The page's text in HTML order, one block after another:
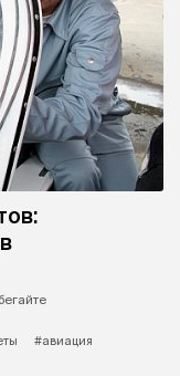
#авиация